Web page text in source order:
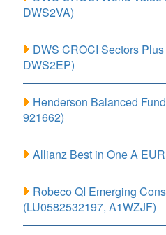
DWS2VA)
DWS CROCI Sectors
DWS2EP)
Henderson Balanced
921662)
Allianz Best in One A
Robeco QI Emerging
(LU0582532197, A1WZJF)